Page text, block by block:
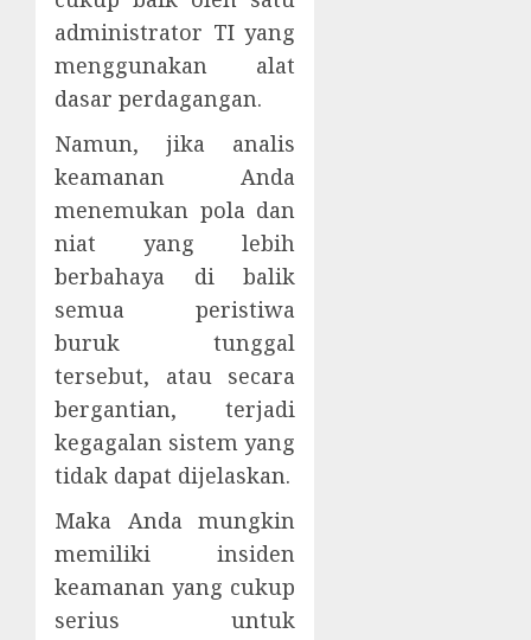
administrator TI yang
menggunakan alat
dasar perdagangan.
Namun, jika analis
keamanan Anda
menemukan pola dan
niat yang lebih
berbahaya di balik
semua peristiwa
buruk tunggal
tersebut, atau secara
bergantian, terjadi
kegagalan sistem yang
tidak dapat dijelaskan.
Maka Anda mungkin
memiliki insiden
keamanan yang cukup
serius untuk